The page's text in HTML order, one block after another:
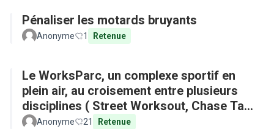
Pénaliser les motards bruyants
Anonyme 1 Retenue
Le WorksParc, un complexe sportif en
plein air, au croisement entre plusieurs
disciplines ( Street Worksout, Chase Tag,
Parkour)
Anonyme 21 Retenue